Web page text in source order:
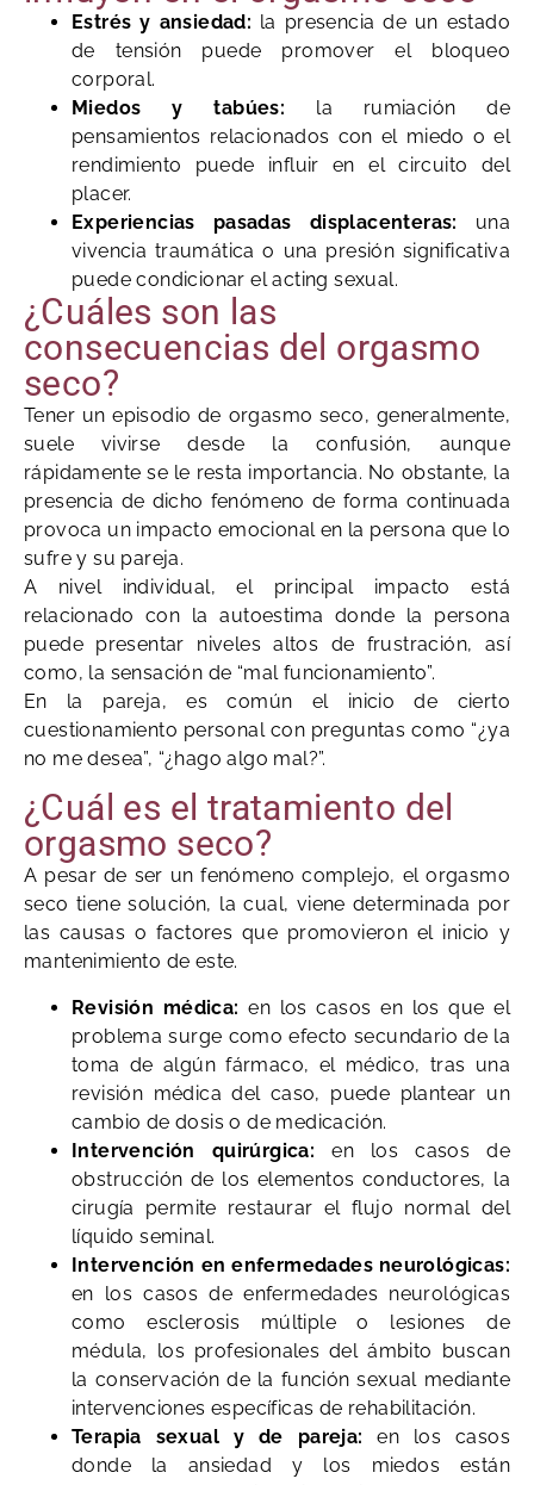
Estrés y ansiedad: la presencia de un estado
de tensión puede promover el bloqueo
corporal.
Miedos y tabúes: la rumiación de
pensamientos relacionados con el miedo o el
rendimiento puede influir en el circuito del
placer.
Experiencias pasadas displacenteras: una
vivencia traumática o una presión significativa
puede condicionar el acting sexual.
¿Cuáles son las
consecuencias del orgasmo
seco?
Tener un episodio de orgasmo seco, generalmente,
suele vivirse desde la confusión, aunque
rápidamente se le resta importancia. No obstante, la
presencia de dicho fenómeno de forma continuada
provoca un impacto emocional en la persona que lo
sufre y su pareja.
A nivel individual, el principal impacto está
relacionado con la autoestima donde la persona
puede presentar niveles altos de frustración, así
como, la sensación de “mal funcionamiento”.
En la pareja, es común el inicio de cierto
cuestionamiento personal con preguntas como “¿ya
no me desea”, “¿hago algo mal?”.
¿Cuál es el tratamiento del
orgasmo seco?
A pesar de ser un fenómeno complejo, el orgasmo
seco tiene solución, la cual, viene determinada por
las causas o factores que promovieron el inicio y
mantenimiento de este.
Revisión médica: en los casos en los que el
problema surge como efecto secundario de la
toma de algún fármaco, el médico, tras una
revisión médica del caso, puede plantear un
cambio de dosis o de medicación.
Intervención quirúrgica: en los casos de
obstrucción de los elementos conductores, la
cirugía permite restaurar el flujo normal del
líquido seminal.
Intervención en enfermedades neurológicas:
en los casos de enfermedades neurológicas
como esclerosis múltiple o lesiones de
médula, los profesionales del ámbito buscan
la conservación de la función sexual mediante
intervenciones específicas de rehabilitación.
Terapia sexual y de pareja: en los casos
donde la ansiedad y los miedos están